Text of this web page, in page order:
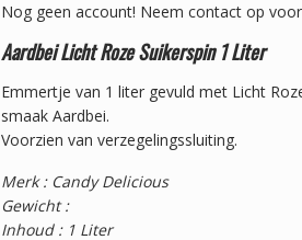
Nog geen account! Neem contact op
Aardbei Licht Roze Suikerspin 1 Liter
Emmertje van 1 liter gevuld met Licht
smaak Aardbei.
Voorzien van verzegelingssluiting.
Merk : Candy Delicious
Gewicht :
Inhoud : 1 Liter